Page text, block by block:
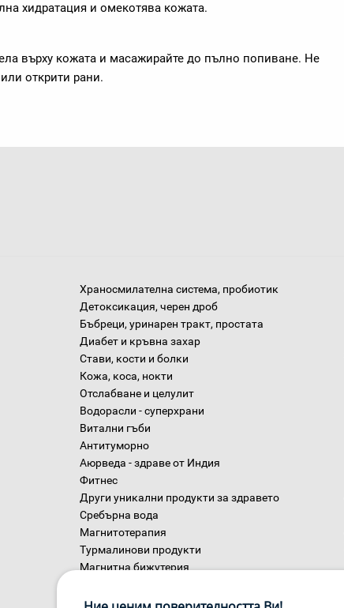
хидратация и омекотява кожата.
върху кожата и масажирайте до пълно попиване. Не
открити рани.
Храносмилателна система, пробиотик
Детоксикация, черен дроб
Бъбреци, уринарен тракт, простата
Диабет и кръвна захар
Стави, кости и болки
Кожа, коса, нокти
Отслабване и целулит
Водорасли - суперхрани
Витални гъби
Антитуморно
Аюрведа - здраве от Индия
Фитнес
Други уникални продукти за здравето
Сребърна вода
Магнитотерапия
Турмалинови продукти
Магнитна бижутерия